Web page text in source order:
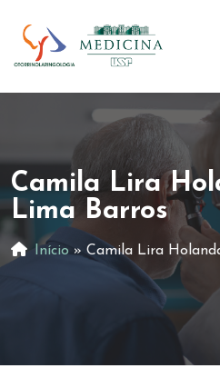
Camila Lira
Lima Barros
Início » Camila Lira